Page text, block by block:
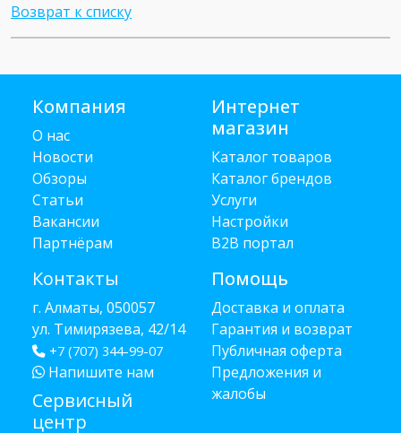
Возврат к списку
Компания
О нас
Новости
Обзоры
Статьи
Вакансии
Партнёрам
Контакты
г. Алматы, 050057
ул. Тимирязева, 42/14
+7 (707) 344-99-07
Напишите нам
Сервисный
центр
Интернет
магазин
Каталог товаров
Каталог брендов
Услуги
Настройки
B2B портал
Помощь
Доставка и оплата
Гарантия и возврат
Публичная оферта
Предложения и
жалобы